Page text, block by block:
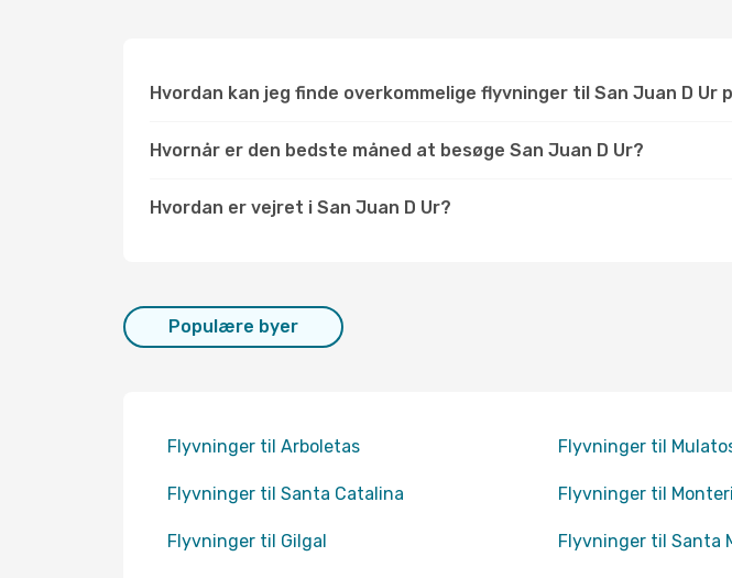
Hvordan kan jeg finde overkommelige flyvninger til San Juan D Ur
Hvornår er den bedste måned at besøge San Juan D Ur?
Hvordan er vejret i San Juan D Ur?
Populære byer
Flyvninger til Arboletas Flyvninger til
Flyvninger til Santa Catalina Flyvninger til
Flyvninger til Gilgal Flyvninger til Santa